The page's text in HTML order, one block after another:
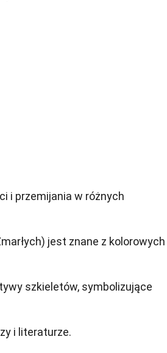
i przemijania w różnych
jest znane z kolorowych
szkieletów, symbolizujące
i literaturze.